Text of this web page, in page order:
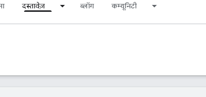
दस्तावेज़ ब्लॉग कम्यूनिटी